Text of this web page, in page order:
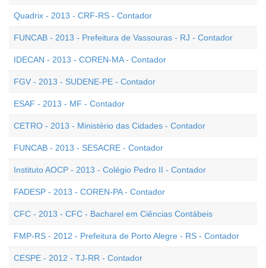
Quadrix - 2013 - CRF-RS - Contador
FUNCAB - 2013 - Prefeitura de Vassouras - RJ - Contador
IDECAN - 2013 - COREN-MA - Contador
FGV - 2013 - SUDENE-PE - Contador
ESAF - 2013 - MF - Contador
CETRO - 2013 - Ministério das Cidades - Contador
FUNCAB - 2013 - SESACRE - Contador
Instituto AOCP - 2013 - Colégio Pedro II - Contador
FADESP - 2013 - COREN-PA - Contador
CFC - 2013 - CFC - Bacharel em Ciências Contábeis
FMP-RS - 2012 - Prefeitura de Porto Alegre - RS - Contador
CESPE - 2012 - TJ-RR - Contador